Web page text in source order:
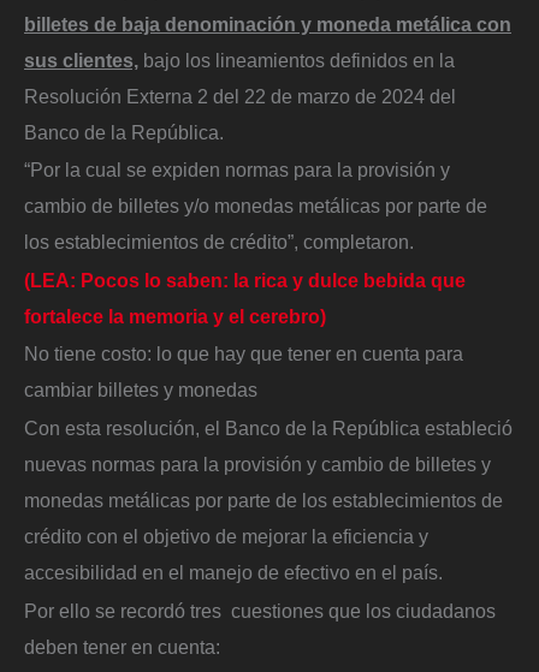
billetes de baja denominación y moneda metálica con
sus clientes, bajo los lineamientos definidos en la
Resolución Externa 2 del 22 de marzo de 2024 del
Banco de la República.
“Por la cual se expiden normas para la provisión y
cambio de billetes y/o monedas metálicas por parte de
los establecimientos de crédito”, completaron.
(LEA: Pocos lo saben: la rica y dulce bebida que
fortalece la memoria y el cerebro)
No tiene costo: lo que hay que tener en cuenta para
cambiar billetes y monedas
Con esta resolución, el Banco de la República estableció
nuevas normas para la provisión y cambio de billetes y
monedas metálicas por parte de los establecimientos de
crédito con el objetivo de mejorar la eficiencia y
accesibilidad en el manejo de efectivo en el país.
Por ello se recordó tres cuestiones que los ciudadanos
deben tener en cuenta: